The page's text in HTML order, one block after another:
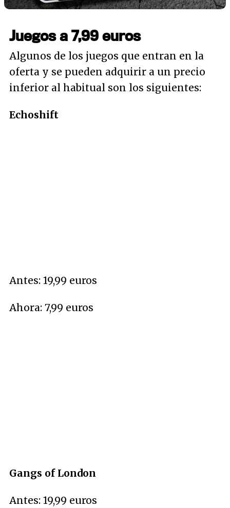
Juegos a 7,99 euros
Algunos de los juegos que entran en la
oferta y se pueden adquirir a un precio
inferior al habitual son los siguientes:
Echoshift
Antes: 19,99 euros
Ahora: 7,99 euros
Gangs of London
Antes: 19,99 euros